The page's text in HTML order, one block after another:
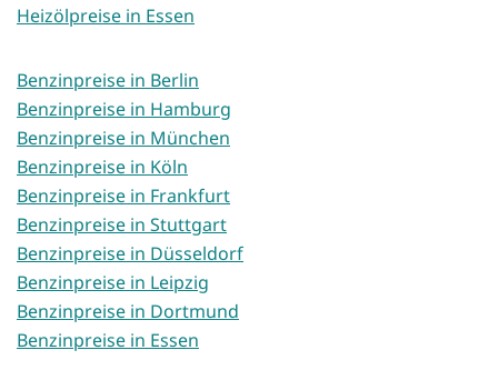
Heizölpreise in Essen
Benzinpreise in Berlin
Benzinpreise in Hamburg
Benzinpreise in München
Benzinpreise in Köln
Benzinpreise in Frankfurt
Benzinpreise in Stuttgart
Benzinpreise in Düsseldorf
Benzinpreise in Leipzig
Benzinpreise in Dortmund
Benzinpreise in Essen